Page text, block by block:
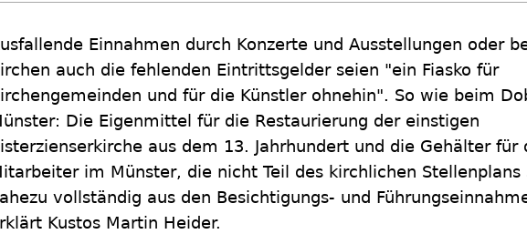
Einnahmen durch Konzerte und Ausstellungen oder
auch die fehlenden Eintrittsgelder seien "ein Fiasko für
und für die Künstler ohnehin". So wie beim
Die Eigenmittel für die Restaurierung der einstigen
aus dem 13. Jahrhundert und die Gehälter für
im Münster, die nicht Teil des kirchlichen Stellenplans
vollständig aus den Besichtigungs- und
Kustos Martin Heider.